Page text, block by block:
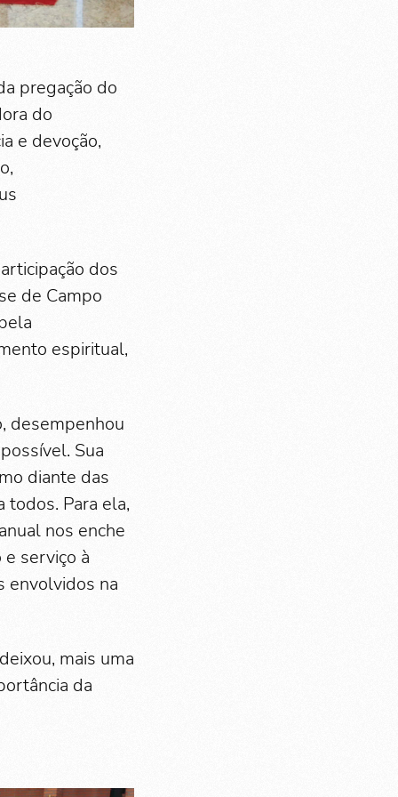
pregação do
do
e devoção,
dos
de Campo
espiritual,
desempenhou
Sua
diante das
Para ela,
nos enche
serviço à
envolvidos na
mais uma
da